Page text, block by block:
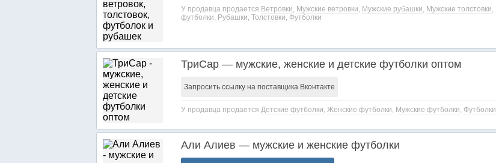
У продавца продается Ветровки, Мужские ветровки, Мужские рубашки, Мужские толстовки,
футболки, Рубашки, Толстовки, Футболки
ТриСар — мужские, женские и детские футболки оптом
Запросить ссылку на поставщика Вконтакте
У продавца продается Детские футболки, Женские футболки, Мужские футболки, Футболки
Али Алиев — мужские и женские футболки